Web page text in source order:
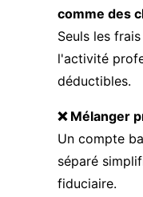
comme des
Seuls les
l'activité
déductibles.
❌ Mélanger
Un compte
séparé
fiduciaire.